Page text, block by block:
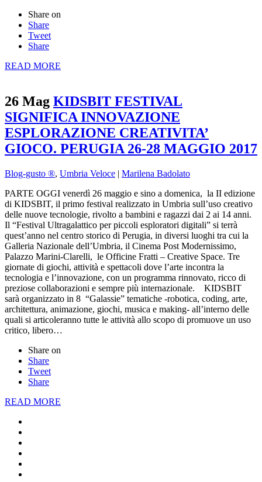
Share on
Share
Tweet
Share
READ MORE
26 Mag KIDSBIT FESTIVAL
SIGNIFICA INNOVAZIONE
ESPLORAZIONE CREATIVITA’
GIOCO. PERUGIA 26-28 MAGGIO 2017
Blog-gusto ®, Umbria Veloce | Marilena Badolato
PARTE OGGI venerdì 26 maggio e sino a domenica, la II edizione
di KIDSBIT, il primo festival realizzato in Umbria sull’uso creativo
delle nuove tecnologie, rivolto a bambini e ragazzi dai 2 ai 14 anni.
Il “Festival Ultragalattico per piccoli esploratori digitali” si terrà
quest’anno nel centro storico di Perugia, in diversi luoghi tra cui la
Galleria Nazionale dell’Umbria, il Cinema Post Modernissimo,
Palazzo Marini-Clarelli, le Officine Fratti – Creative Space. Tre
giornate di giochi, attività e spettacoli dove l’arte incontra la
tecnologia e l’innovazione, con un programma rinnovato, ricco di
preziose collaborazioni e sempre più internazionale. KIDSBIT
sarà organizzato in 8 “Galassie” tematiche -robotica, coding, arte,
architettura, animazione, giochi, musica e making- all’interno delle
quali si articoleranno tutte le attività allo scopo di promuove un uso
critico, libero…
Share on
Share
Tweet
Share
READ MORE